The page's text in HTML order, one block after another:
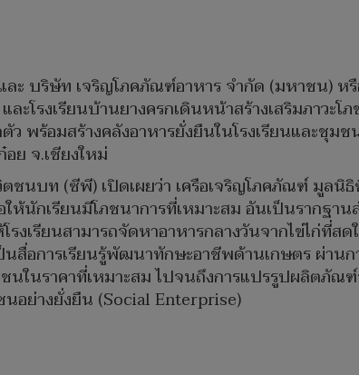
บริษัท เจริญโภคภัณฑ์อาหาร จำกัด (มหาชน) ห
ะโรงเรียนบ้านยางครกเดินหน้าสร้างเสริมภาวะโ
พร้อมสร้างคลังอาหารยั่งยืนในโรงเรียนและชุม
ย จ.เชียงใหม่
นบท (ซีพี) เปิดเผยว่า เครือเจริญโภคภัณฑ์ มูลนิ
ห้นักเรียนมีโภชนาการที่เหมาะสม อันเป็นรากฐา
รงเรียนสามารถจัดหาอาหารกลางวันจากไข่ไก่ที่
นสื่อการเรียนรู้พัฒนาทักษะอาชีพด้านเกษตร ผ่านก
ในราคาที่เหมาะสม ไปจนถึงการแปรรูปผลิตภัณฑ์
นอย่างยั่งยืน (Social Enterprise)